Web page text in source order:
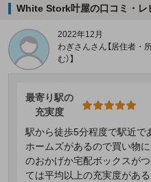
White Stork叶屋の口コミ・レ
2022年12月
わぎさんさん【居住者・
む）】
最寄り駅の
充実度
駅から徒歩5分程度で駅近で
ホームズがあるので買い物
のおかげか宅配ボックスが
ては平均以上の充実度がある